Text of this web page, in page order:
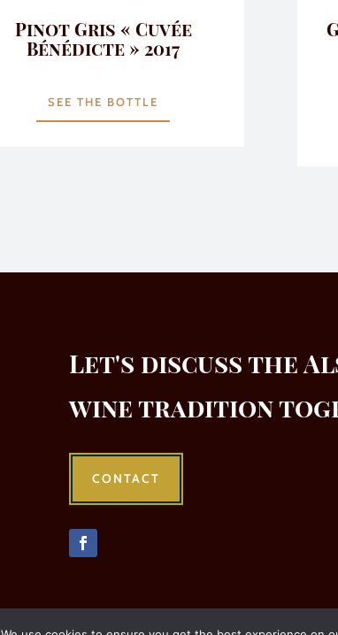
Pinot Gris « Cuvée
Bénédicte » 2017
SEE THE BOTTLE
Let's discuss the
wine tradition
CONTACT